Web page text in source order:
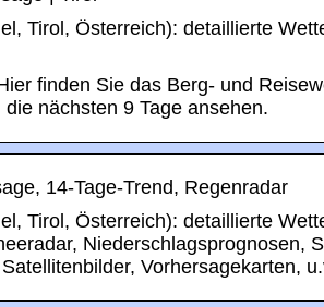
Tirol, Österreich): detaillierte
finden Sie das Berg- und
nächsten 9 Tage ansehen.
14-Tage-Trend, Regenradar
Tirol, Österreich): detaillierte
Niederschlagsprognosen,
Vorhersagekarten,